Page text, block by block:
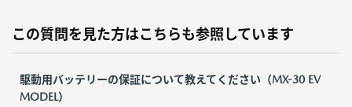
この質問を見た方はこちらも参照しています
駆動用バッテリーの保証について教えてください（MX-30 EV
MODEL）